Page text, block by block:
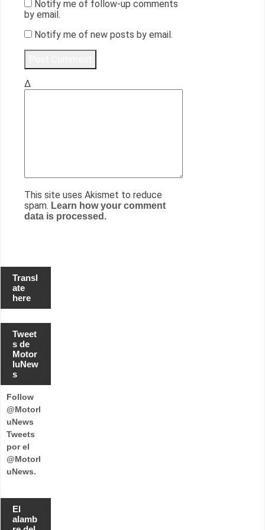
Notify me of follow-up comments
by email.
Notify me of new posts by email.
Δ
This site uses Akismet to reduce
spam. Learn how your comment
data is processed.
Transl
ate
here
Tweet
s de
Motor
luNew
s
Follow
@Motorl
uNews
Tweets
por el
@Motorl
uNews.
El
alamb